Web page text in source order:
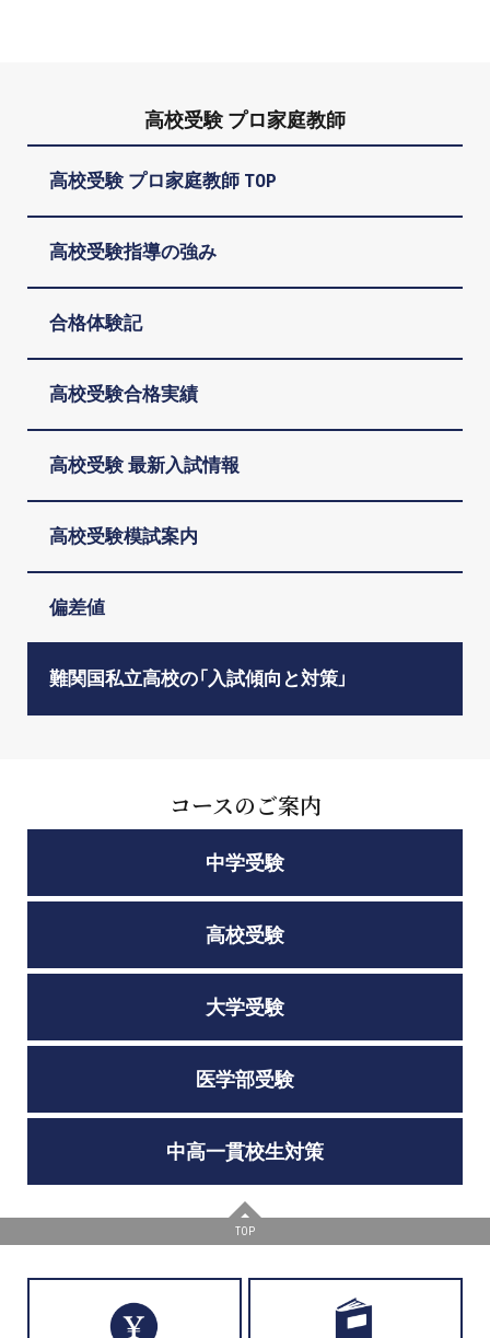
高校受験 プロ家庭教師
高校受験 プロ家庭教師 TOP
高校受験指導の強み
合格体験記
高校受験合格実績
高校受験 最新入試情報
高校受験模試案内
偏差値
難関国私立高校の「入試傾向と対策」
コースのご案内
中学受験
高校受験
大学受験
医学部受験
中高一貫校生対策
TOP